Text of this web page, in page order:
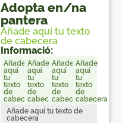
Adopta en/na
pantera
Añade aquí tu texto
de cabecera
Informació:
Añade
aquí
tu
texto
de
cabecera
Añade
aquí
tu
texto
de
cabecera
Añade
aquí
tu
texto
de
cabecera
Añade
aquí
tu
texto
de
cabecera
Añade aquí tu texto de
cabecera